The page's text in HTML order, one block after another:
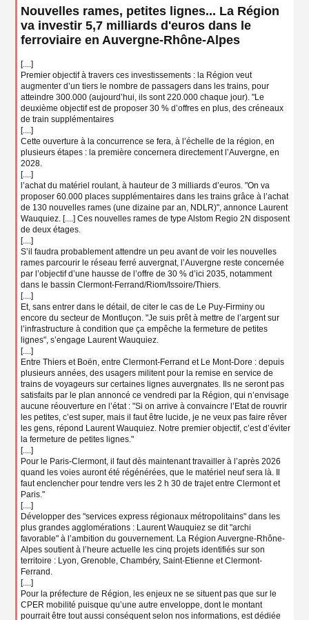
Nouvelles rames, petites lignes... La Région
va investir 5,7 milliards d'euros dans le
ferroviaire en Auvergne-Rhône-Alpes
[....]
Premier objectif à travers ces investissements : la Région veut
augmenter d’un tiers le nombre de passagers dans les trains, pour
atteindre 300.000 (aujourd’hui, ils sont 220.000 chaque jour). "Le
deuxième objectif est de proposer 30 % d’offres en plus, des créneaux
de train supplémentaires
[....]
Cette ouverture à la concurrence se fera, à l’échelle de la région, en
plusieurs étapes : la première concernera directement l’Auvergne, en
2028.
[....]
l’achat du matériel roulant, à hauteur de 3 milliards d’euros. "On va
proposer 60.000 places supplémentaires dans les trains grâce à l’achat
de 130 nouvelles rames (une dizaine par an, NDLR)", annonce Laurent
Wauquiez. [....] Ces nouvelles rames de type Alstom Regio 2N disposent
de deux étages.
[....]
S’il faudra probablement attendre un peu avant de voir les nouvelles
rames parcourir le réseau ferré auvergnat, l’Auvergne reste concernée
par l’objectif d’une hausse de l’offre de 30 % d’ici 2035, notamment
dans le bassin Clermont-Ferrand/Riom/Issoire/Thiers.
[....]
Et, sans entrer dans le détail, de citer le cas de Le Puy-Firminy ou
encore du secteur de Montluçon. "Je suis prêt à mettre de l’argent sur
l’infrastructure à condition que ça empêche la fermeture de petites
lignes", s’engage Laurent Wauquiez.
[....]
Entre Thiers et Boën, entre Clermont-Ferrand et Le Mont-Dore : depuis
plusieurs années, des usagers militent pour la remise en service de
trains de voyageurs sur certaines lignes auvergnates. Ils ne seront pas
satisfaits par le plan annoncé ce vendredi par la Région, qui n’envisage
aucune réouverture en l’état : "Si on arrive à convaincre l’Etat de rouvrir
les petites, c’est super, mais il faut être lucide, je ne veux pas faire rêver
les gens, répond Laurent Wauquiez. Notre premier objectif, c’est d’éviter
la fermeture de petites lignes."
[....]
Pour le Paris-Clermont, il faut dès maintenant travailler à l’après 2026
quand les voies auront été régénérées, que le matériel neuf sera là. Il
faut enclencher pour tendre vers les 2 h 30 de trajet entre Clermont et
Paris."
[....]
Développer des "services express régionaux métropolitains" dans les
plus grandes agglomérations : Laurent Wauquiez se dit "archi
favorable" à l’ambition du gouvernement. La Région Auvergne-Rhône-
Alpes soutient à l’heure actuelle les cinq projets identifiés sur son
territoire : Lyon, Grenoble, Chambéry, Saint-Etienne et Clermont-
Ferrand.
[....]
Pour la préfecture de Région, les enjeux ne se situent pas que sur le
CPER mobilité puisque qu’une autre enveloppe, dont le montant
pourrait être tout aussi conséquent selon nos informations, est dédiée